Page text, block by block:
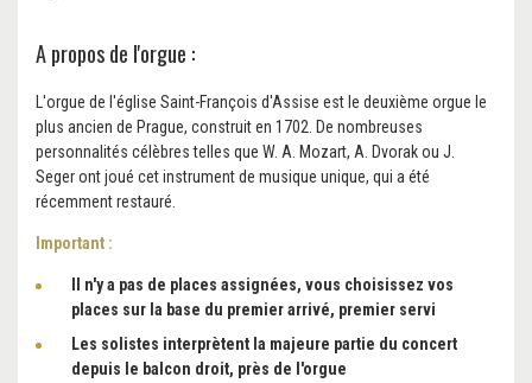
A propos de l'orgue :
L'orgue de l'église Saint-François d'Assise est le deuxième orgue le
plus ancien de Prague, construit en 1702. De nombreuses
personnalités célèbres telles que W. A. Mozart, A. Dvorak ou J.
Seger ont joué cet instrument de musique unique, qui a été
récemment restauré.
Important :
Il n'y a pas de places assignées, vous choisissez vos
places sur la base du premier arrivé, premier servi
Les solistes interprètent la majeure partie du concert
depuis le balcon droit, près de l'orgue